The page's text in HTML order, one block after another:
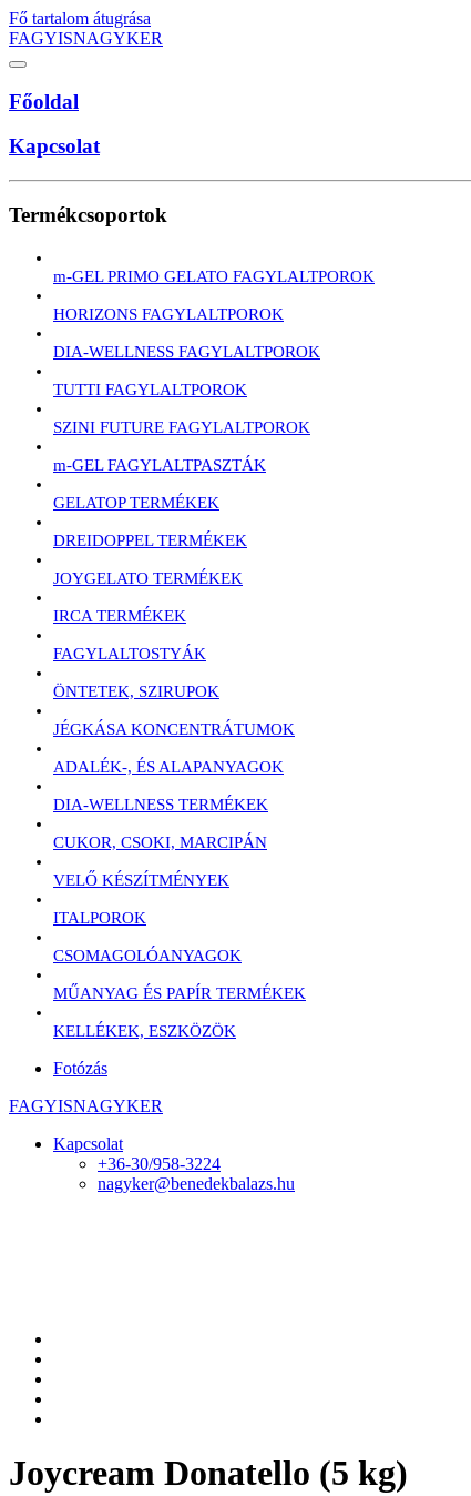
Fő tartalom átugrása
FAGYISNAGYKER
Főoldal
Kapcsolat
Termékcsoportok
m-GEL PRIMO GELATO FAGYLALTPOROK
HORIZONS FAGYLALTPOROK
DIA-WELLNESS FAGYLALTPOROK
TUTTI FAGYLALTPOROK
SZINI FUTURE FAGYLALTPOROK
m-GEL FAGYLALTPASZTÁK
GELATOP TERMÉKEK
DREIDOPPEL TERMÉKEK
JOYGELATO TERMÉKEK
IRCA TERMÉKEK
FAGYLALTOSTYÁK
ÖNTETEK, SZIRUPOK
JÉGKÁSA KONCENTRÁTUMOK
ADALÉK-, ÉS ALAPANYAGOK
DIA-WELLNESS TERMÉKEK
CUKOR, CSOKI, MARCIPÁN
VELŐ KÉSZÍTMÉNYEK
ITALPOROK
CSOMAGOLÓANYAGOK
MŰANYAG ÉS PAPÍR TERMÉKEK
KELLÉKEK, ESZKÖZÖK
Fotózás
FAGYISNAGYKER
Kapcsolat
+36-30/958-3224
nagyker@benedekbalazs.hu
Joycream Donatello (5 kg)